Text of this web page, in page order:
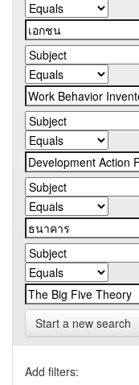
Start a new search
Add filters: